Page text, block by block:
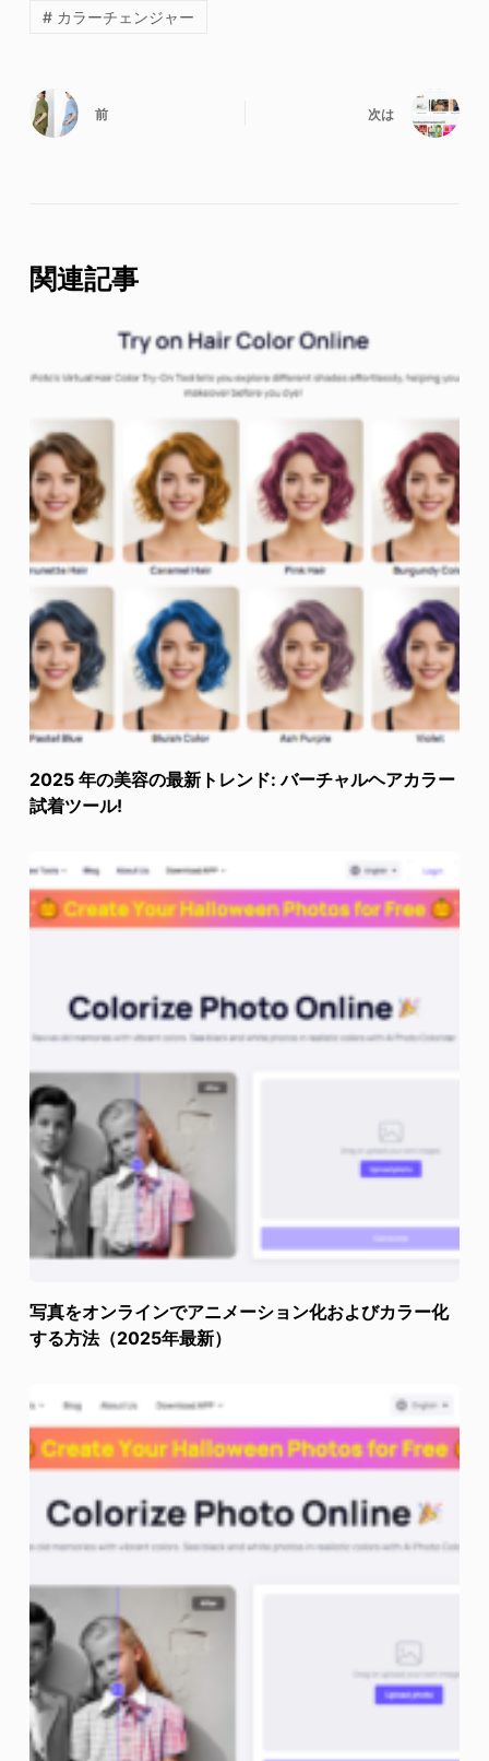
# カラーチェンジャー
前 次は
関連記事
2025 年の美容の最新トレンド: バーチャルヘアカラー
試着ツール!
写真をオンラインでアニメーション化およびカラー化
する方法（2025年最新）